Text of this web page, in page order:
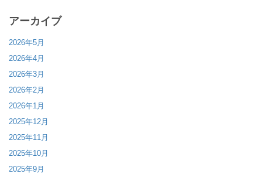
アーカイブ
2026年5月
2026年4月
2026年3月
2026年2月
2026年1月
2025年12月
2025年11月
2025年10月
2025年9月